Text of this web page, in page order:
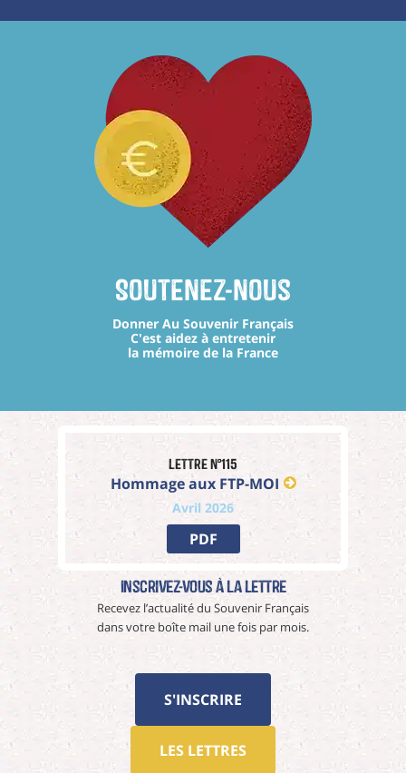
Soutenez-nous
Donner Au Souvenir Français
C'est aidez à entretenir
la mémoire de la France
Lettre n°115
Hommage aux FTP-MOI
Avril 2026
PDF
Inscrivez-vous à La Lettre
Recevez l’actualité du Souvenir Français
dans votre boîte mail une fois par mois.
S'INSCRIRE
LES LETTRES